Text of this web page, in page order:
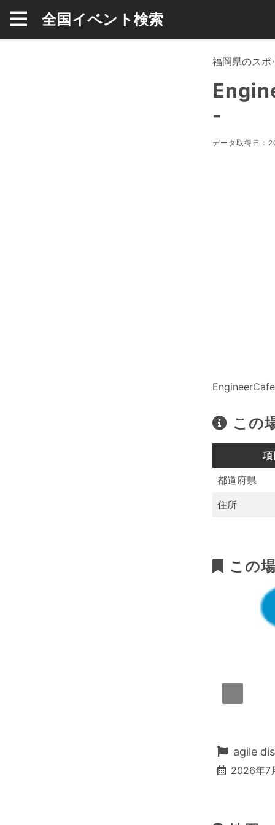
全国イベント検索
福岡県のスポ
-
データ取得日：
この
項
都道府県
住所
この
agile
2026年7